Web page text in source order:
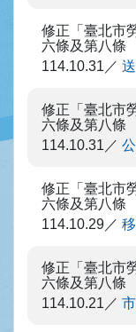
修正「臺北市
六條及第八條
114.10.31
修正「臺北市
六條及第八條
114.10.31
修正「臺北市
六條及第八條
114.10.29
修正「臺北市
六條及第八條
114.10.21